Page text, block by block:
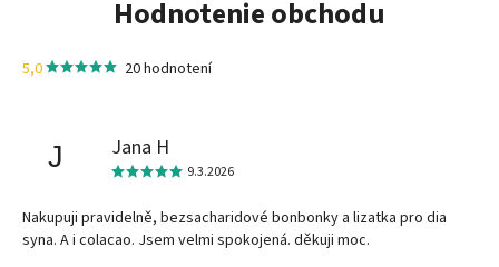
Hodnotenie obchodu
5,0 20 hodnotení
J Jana H
9.3.2026
Nakupuji pravidelně, bezsacharidové bonbonky a lizatka pro dia
syna. A i colacao. Jsem velmi spokojená. děkuji moc.